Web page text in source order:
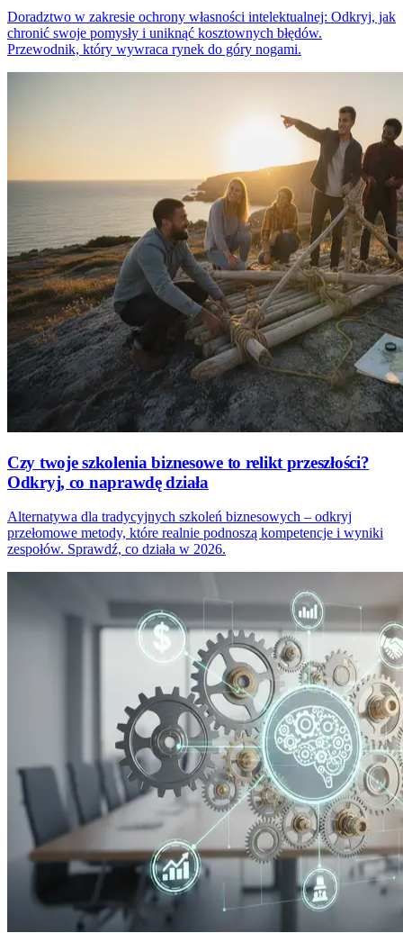
Doradztwo w zakresie ochrony własności intelektualnej: Odkryj, jak
chronić swoje pomysły i uniknąć kosztownych błędów.
Przewodnik, który wywraca rynek do góry nogami.
Czy twoje szkolenia biznesowe to relikt przeszłości?
Odkryj, co naprawdę działa
Alternatywa dla tradycyjnych szkoleń biznesowych – odkryj
przełomowe metody, które realnie podnoszą kompetencje i wyniki
zespołów. Sprawdź, co działa w 2026.